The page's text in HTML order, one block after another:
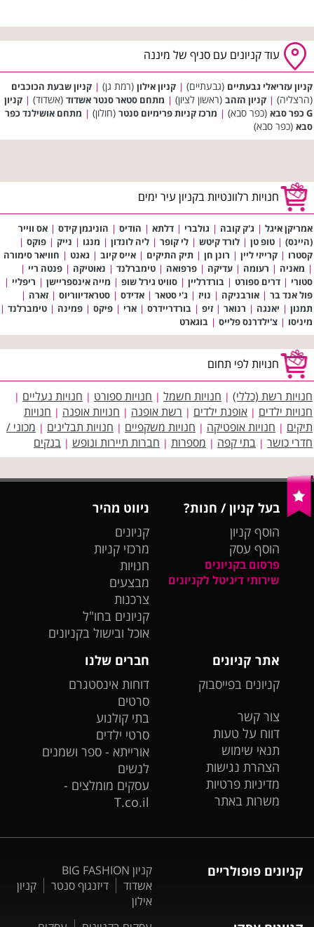
עוד קניונים עם סניף של מיננה
קניון עזריאלי גבעתיים (גבעתיים) | קניון אילון (רמת גן) | קניון שבעת הכוכבים
(הרצליה) | קניון הזהב (ראשון לציון) | מתחם סטאר סנטר אשדוד (אשדוד) | קניון
G כפר סבא
(כפר סבא) | מרכז קניות פרימיום סנטר (חולון) | מתחם אושילנד כפר
סבא (כפר סבא)
חנויות רלוונטיות בקניון עיר ימים
אמריקן איגל | ג'ק קובה | גולברי | דלתא | הודיס | הוניגמן קידס | אס ווייר
(היינס) | טופ טן | לורד קיטש | לי קופר | ליה לונדון | מנגו | נייק | פוקס |
קסטרו | קרייזי ליין | רונן חן | תיק התיקים | אייס קיוב | גאנט | חוויאר סימורה
| מאניה | רעומה | עדיקה | פרפואה | טימברלנד | נאוטיקה | פנטה ריי |
סטורי | דרים ספורט | בורדרליין | סוויט גירל שופ | מייה אינספריישן | ריפליי |
פול אנד בר | אורבניקה | נויז | ג'י סטאר | אדידס | סטראדיווריוס | זארה |
תמנון | יאנגה | רנואר | זיפ | בורדריידרס | ארי | פיקס | פמינה | טימברלנד |
מיניסו | צ'ילדרנס פלייס | בוגארט
חנויות לפי תחום
חנויות רשת (כללי) | חנויות חשמל | חנויות ספורט | חנויות נעליים |
חנויות ילדים | אופנת ילדים | רשת אופנה | חנויות אופנה | חנויות
תיקים | חנויות אופטיקה | חנויות משקפיים | חנויות תבלינים | מכוני /
חדרי כושר | בתי קפה | מספרות | חברות תיירות ונופש | בנקים
בעל קניון / חנות?
הוסף קניון
הוסף עסק
פרסום בקניונים
שירותי דיגיטל לקניונים
ניווט מהיר
קניונים
מרכזי קניות
חנויות
מבצעים
צרכנות
קניונים בחו"ל
אוכל ובישול בקניונים
אתר קניונים
קניונים בפייסבוק
צור קשר
דווח על טעות
תנאי שימוש
הצהרת נגישות
מדיניות פרטיות
משרות באתר
חברים שלנו
דוחות אינסטגרם
סרטים
בתי קולנוע
סרטי ילדים
אורייתא - ספר ושמנים
לנשים
עסקים מומלצים -
T.co.il
קניונים פופולריים
קניון BIG FASHION
אשדוד
דיזנגוף סנטר
קניון
אילון